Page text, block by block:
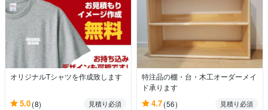
オリジナルTシャツを作成致します
5.0(8)
見積り必須
特注品の棚・台・木工オーダーメイ
ド承ります
4.7(56)
見積り必須